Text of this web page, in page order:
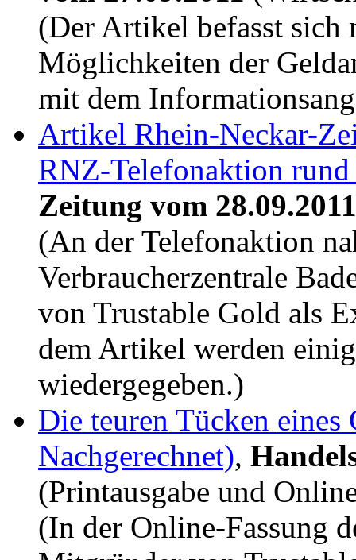
(Der Artikel befasst sich
Möglichkeiten der
mit dem
Artikel Rhein-Neckar-
RNZ-Telefonaktion
Zeitung vom 28.09.2011
(An der Telefonaktion
Verbraucherzentrale
von Trustable Gold als
dem Artikel werden
wiedergegeben.)
Die teuren Tücken
Nachgerechnet),
(Printausgabe und
(In der Online-Fassung